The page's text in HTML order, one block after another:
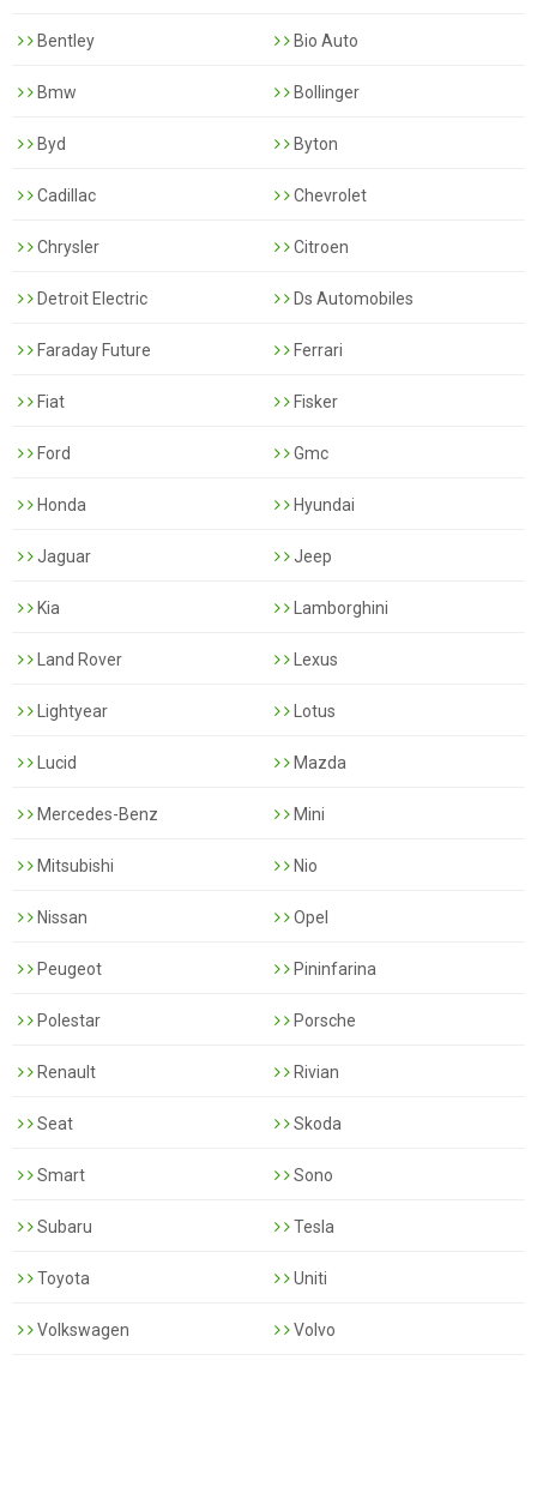
Bentley Bio Auto
Bmw Bollinger
Byd Byton
Cadillac Chevrolet
Chrysler Citroen
Detroit Electric Ds Automobiles
Faraday Future Ferrari
Fiat Fisker
Ford Gmc
Honda Hyundai
Jaguar Jeep
Kia Lamborghini
Land Rover Lexus
Lightyear Lotus
Lucid Mazda
Mercedes-Benz Mini
Mitsubishi Nio
Nissan Opel
Peugeot Pininfarina
Polestar Porsche
Renault Rivian
Seat Skoda
Smart Sono
Subaru Tesla
Toyota Uniti
Volkswagen Volvo